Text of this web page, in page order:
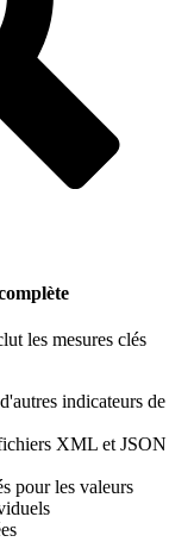
les mesures clés
indicateurs de
XML et JSON
pour les valeurs